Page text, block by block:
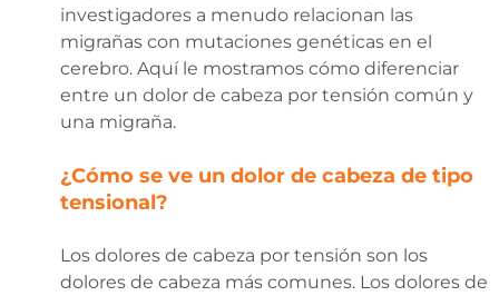
investigadores a menudo relacionan las
migrañas con mutaciones genéticas en el
cerebro. Aquí le mostramos cómo diferenciar
entre un dolor de cabeza por tensión común y
una migraña.
¿Cómo se ve un dolor de cabeza de tipo
tensional?
Los dolores de cabeza por tensión son los
dolores de cabeza más comunes. Los dolores de